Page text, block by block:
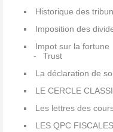
Historique des
Imposition des
Impot sur la fortune
Trust
La déclaration de
LE CERCLE
Les lettres des
LES QPC FISCALES